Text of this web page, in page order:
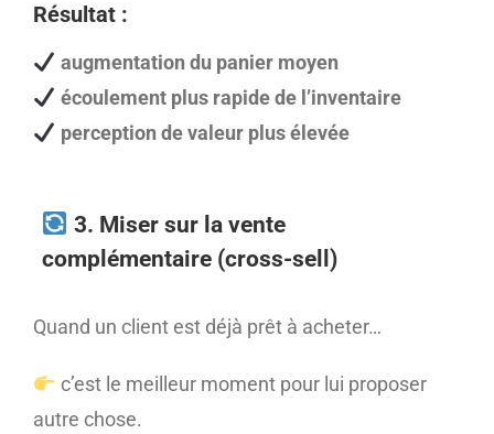
Résultat :
augmentation du panier moyen
écoulement plus rapide de l’inventaire
perception de valeur plus élevée
3. Miser sur la vente
complémentaire (cross-sell)
Quand un client est déjà prêt à acheter…
c’est le meilleur moment pour lui proposer
autre chose.